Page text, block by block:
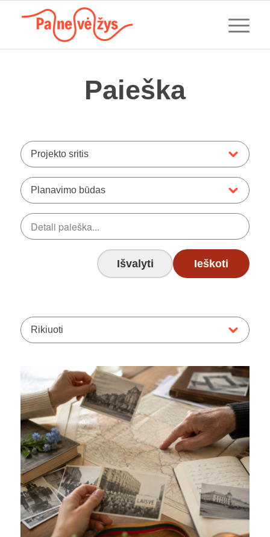
Paieška
Projekto sritis
Planavimo būdas
Išvalyti Ieškoti
Rikiuoti